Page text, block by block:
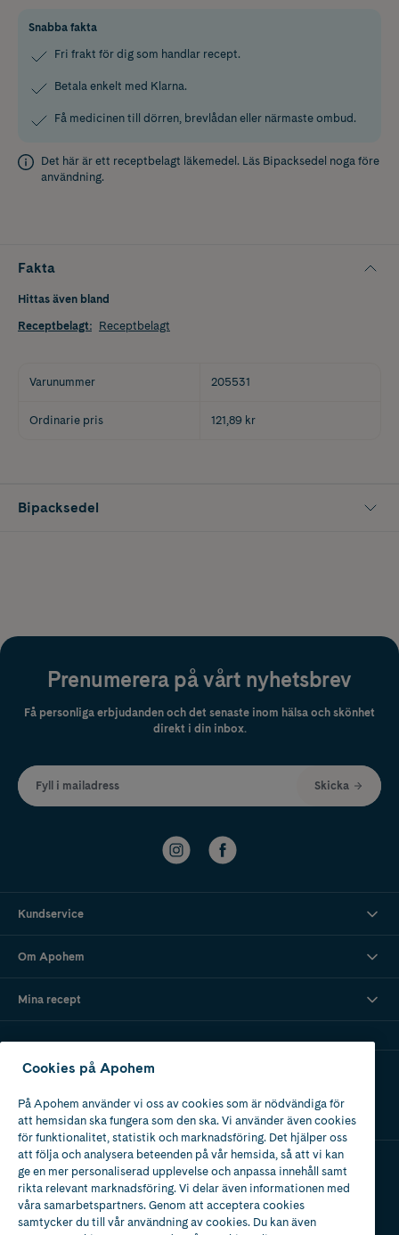
Snabba fakta
Fri frakt för dig som handlar recept.
Betala enkelt med Klarna.
Få medicinen till dörren, brevlådan eller närmaste ombud.
Det här är ett receptbelagt läkemedel. Läs Bipacksedel noga före
användning.
Fakta
Hittas även bland
Receptbelagt: Receptbelagt
Varunummer 205531
Ordinarie pris 121,89 kr
Bipacksedel
Prenumerera på vårt nyhetsbrev
Få personliga erbjudanden och det senaste inom hälsa och skönhet
direkt i din inbox.
Fyll i mailadress Skicka
Kundservice
Om Apohem
Mina recept
Ladda ner vår app
Apotek med tillstånd
Cookies på Apohem
På Apohem använder vi oss av cookies som är nödvändiga för
att hemsidan ska fungera som den ska. Vi använder även cookies
för funktionalitet, statistik och marknadsföring. Det hjälper oss
att följa och analysera beteenden på vår hemsida, så att vi kan
ge en mer personaliserad upplevelse och anpassa innehåll samt
rikta relevant marknadsföring. Vi delar även informationen med
våra samarbetspartners. Genom att acceptera cookies
samtycker du till vår användning av cookies. Du kan även